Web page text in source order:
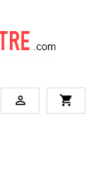
 shopping_cart